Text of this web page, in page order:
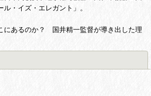
・イズ・エレガント」。
にあるのか？ 国井精一監督が導き出した理